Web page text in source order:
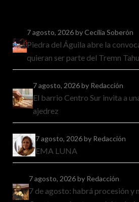
7 agosto, 2026by Cecilia Soberón
Piedra del Águila abre la
quieran ser parte del Tremn
7 agosto, 2026by Redacción
El barrio Centro Sur invita a
ajedrez
7 agosto, 2026by Redacción
EMA LUNA
7 agosto, 2026by Redacción
7 de agosto: habrá procesión y